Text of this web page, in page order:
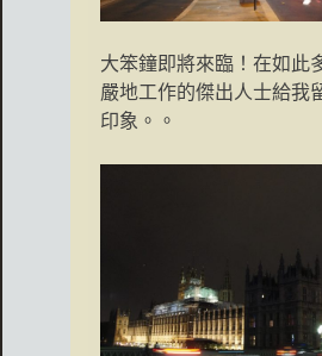
大笨鐘即將來臨！在如此
嚴地工作的傑出人士給我
印象。。